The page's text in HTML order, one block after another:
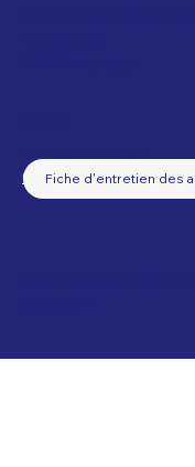
Mentions légales
Conditions générales de
Fiche d'entretien des